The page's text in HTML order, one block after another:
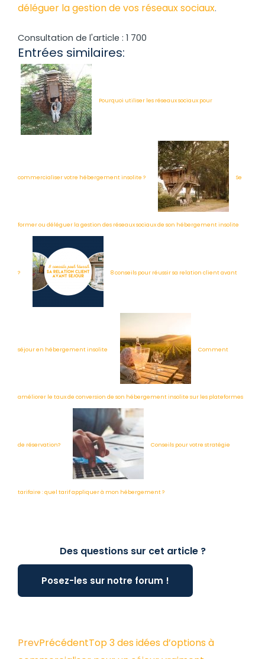
déléguer la gestion de vos réseaux sociaux.
Consultation de l'article : 1 700
Entrées similaires:
Pourquoi utiliser les réseaux sociaux pour
commercialiser votre hébergement insolite ? Se
former ou déléguer la gestion des réseaux sociaux de son hébergement insolite
? 8 conseils pour réussir sa relation client avant
séjour en hébergement insolite Comment
améliorer le taux de conversion de son hébergement insolite sur les plateformes
de réservation? Conseils pour votre stratégie
tarifaire : quel tarif appliquer à mon hébergement ?
Des questions sur cet article ?
Posez-les sur notre forum !
PrevPrécédentTop 3 des idées d’options à